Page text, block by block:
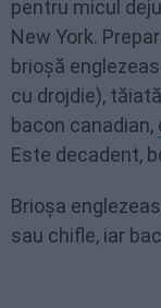
pentru micul
New York.
brioșă
cu drojdie),
bacon canadian,
Este decadent,
Brioșa
sau chifle, iar